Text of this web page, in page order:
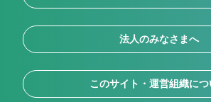
法人のみなさまへ
このサイト・運営組織につ